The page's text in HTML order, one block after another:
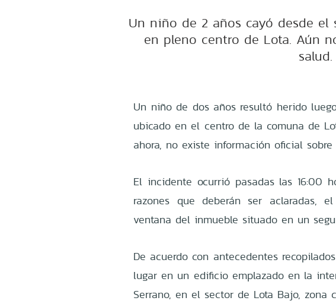
Un niño de 2 años cayó desde
en pleno centro de Lota. Aún
salud.
Un niño de dos años resultó herido
ubicado en el centro de la comuna de
ahora, no existe información oficial
El incidente ocurrió pasadas las 16:00
razones que deberán ser aclaradas,
ventana del inmueble situado en un
De acuerdo con antecedentes
lugar en un edificio emplazado en la
Serrano, en el sector de Lota Bajo, zona